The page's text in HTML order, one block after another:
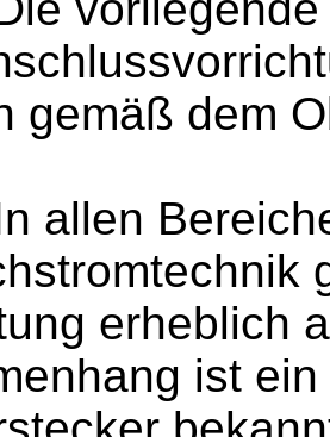
gemäß dem
allen
erheblich
ist